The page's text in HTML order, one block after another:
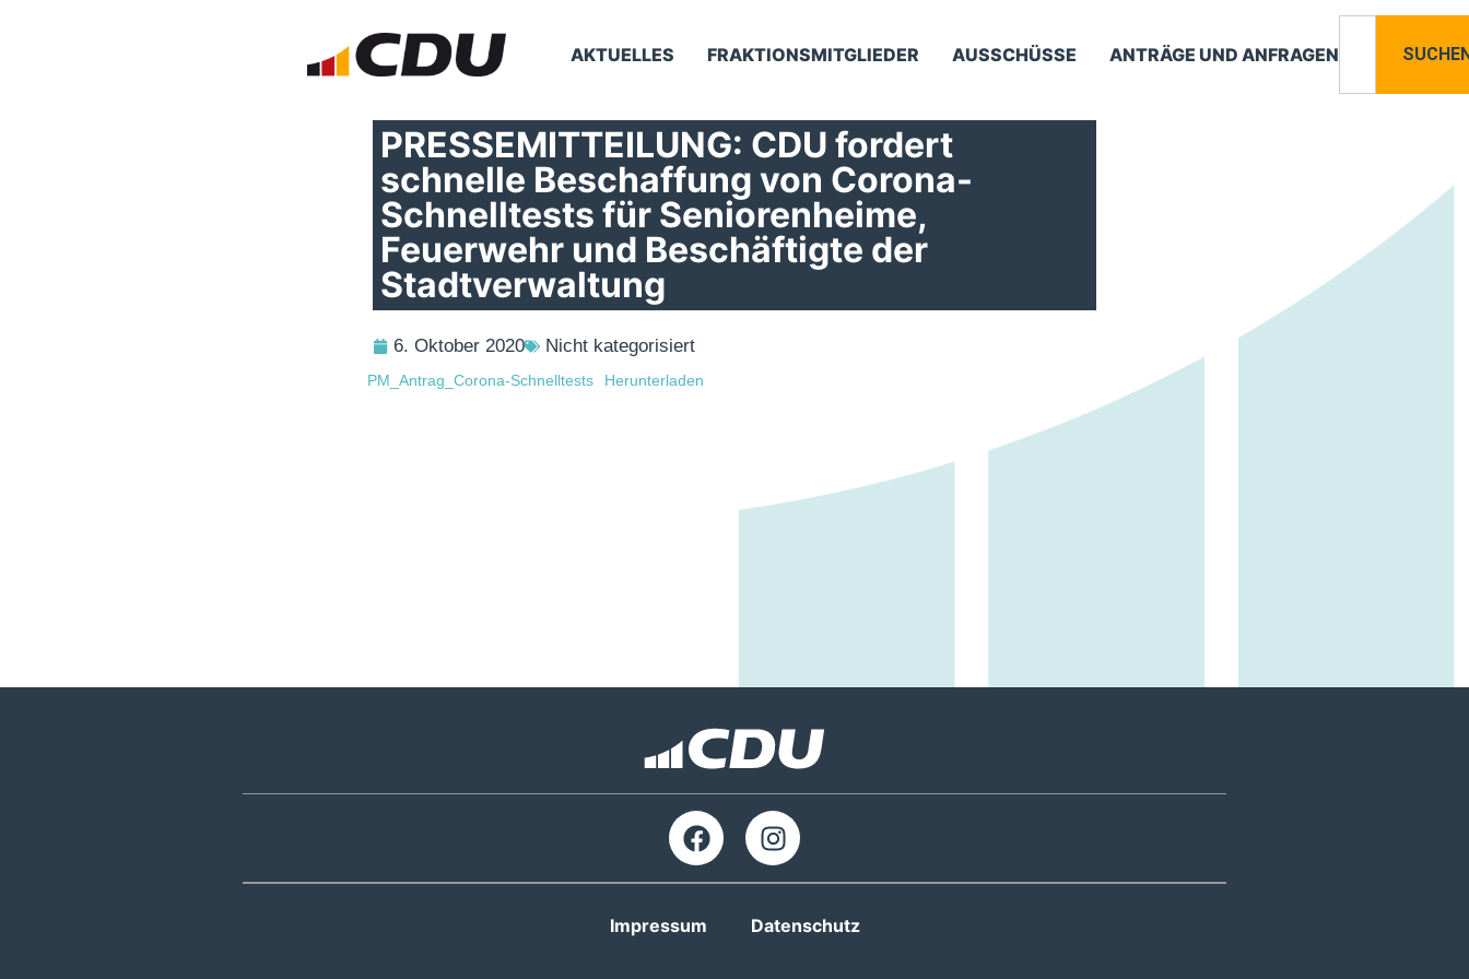
AKTUELLES FRAKTIONSMITGLIEDER AUSSCHÜSSE ANTRÄGE UND ANFRAGEN
PRESSEMITTEILUNG: CDU fordert
schnelle Beschaffung von Corona-
Schnelltests für Seniorenheime,
Feuerwehr und Beschäftigte der
Stadtverwaltung
6. Oktober 2020 Nicht kategorisiert
PM_Antrag_Corona-Schnelltests Herunterladen
Impressum Datenschutz